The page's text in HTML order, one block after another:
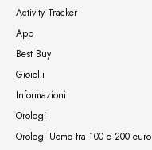
Activity Tracker
App
Best Buy
Gioielli
Informazioni
Orologi
Orologi Uomo tra 100 e 200 euro